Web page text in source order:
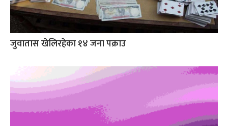
जुवातास खेलिरहेका १४ जना पक्राउ